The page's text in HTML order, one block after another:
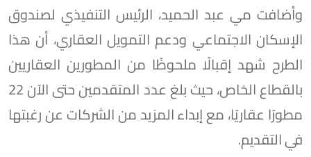
وأضافت مي عبد الحميد، الرئيس التنفيذي لصندوق
الإسكان الاجتماعي ودعم التمويل العقاري، أن هذا
الطرح شهد إقبالًا ملحوظًا من المطورين العقاريين
بالقطاع الخاص، حيث بلغ عدد المتقدمين حتى الآن 22
مطورًا عقاريًا، مع إبداء المزيد من الشركات عن رغبتها
في التقديم.